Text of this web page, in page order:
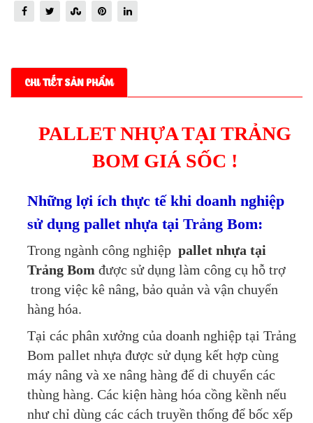
CHI TIẾT SẢN PHẨM
PALLET NHỰA TẠI TRẢNG
BOM GIÁ SỐC !
Những lợi ích thực tế khi doanh nghiệp
sử dụng pallet nhựa tại Trảng Bom:
Trong ngành công nghiệp pallet nhựa tại
Trảng Bom được sử dụng làm công cụ hỗ trợ
trong việc kê nâng, bảo quản và vận chuyển
hàng hóa.
Tại các phân xưởng của doanh nghiệp tại Trảng
Bom pallet nhựa được sử dụng kết hợp cùng
máy nâng và xe nâng hàng để di chuyển các
thùng hàng. Các kiện hàng hóa cồng kềnh nếu
như chỉ dùng các cách truyền thống để bốc xếp